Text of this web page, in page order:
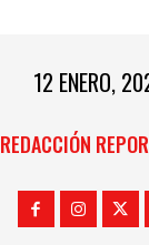
12 ENERO,
REDACCIÓN